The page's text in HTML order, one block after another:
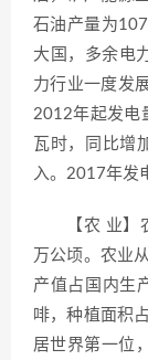
石油产量为
大国，多余电
力行业一度发
2012年起发电
瓦时，同比增
入。2017年发
【农 业
万公顷。农业
产值占国内生
啡，种植面积
居世界第一位